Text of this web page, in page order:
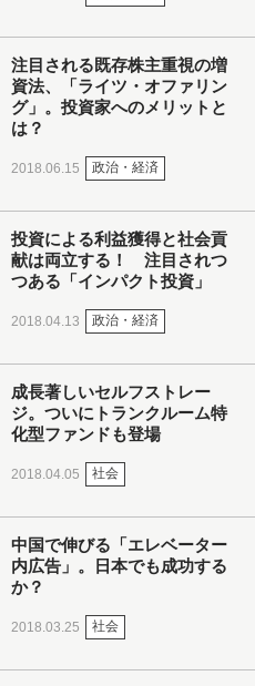
注目される既存株主重視の増
資法、「ライツ・オファリン
グ」。投資家へのメリットと
は？
2018.06.15 政治・経済
投資による利益獲得と社会貢
献は両立する！ 注目されつ
つある「インパクト投資」
2018.04.13 政治・経済
成長著しいセルフストレー
ジ。ついにトランクルーム特
化型ファンドも登場
2018.04.05 社会
中国で伸びる「エレベーター
内広告」。日本でも成功する
か？
2018.03.25 社会